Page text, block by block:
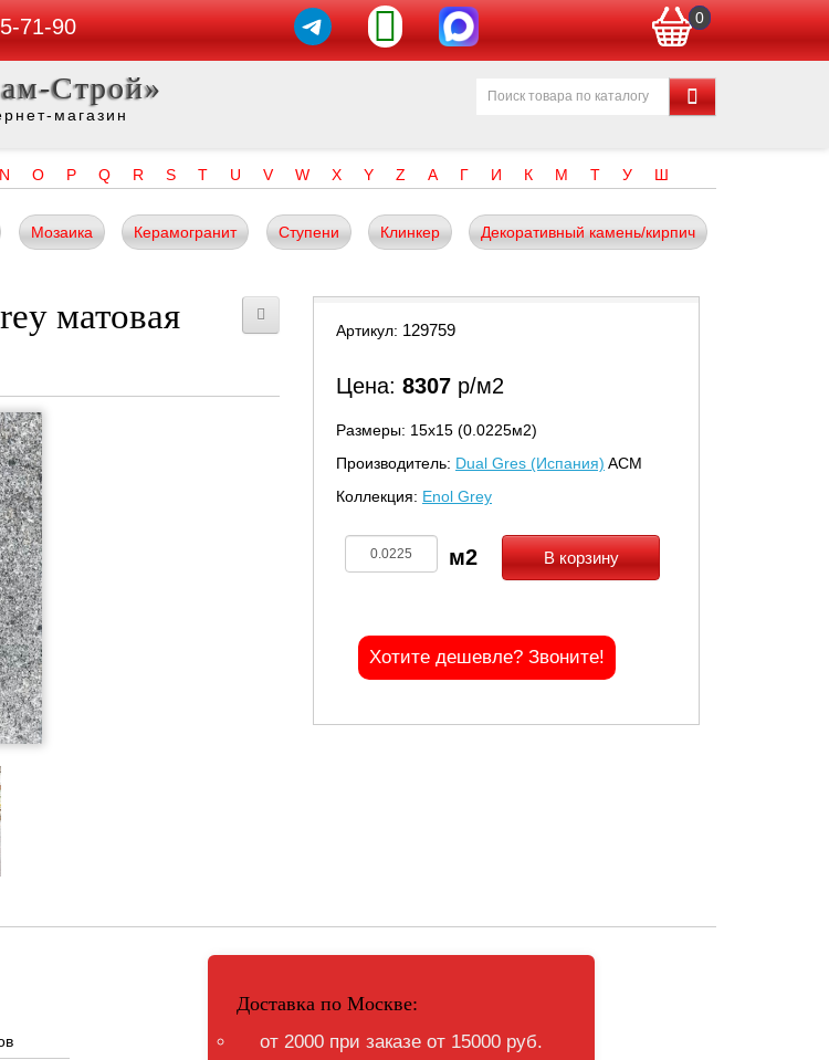
71-90 0
Строй»
магазин
N O P Q R S T U V W X Y Z А Г И К М Т У Ш
Мозаика Керамогранит Ступени Клинкер Декоративный камень/кирпич
матовая
Артикул: 129759
Цена: 8307 р/м2
Размеры: 15х15 (0.0225м2)
Производитель: Dual Gres (Испания) ACM
Коллекция: Enol Grey
В корзину
Хотите дешевле? Звоните!
Доставка по Москве:
от 2000 при заказе от 15000 руб.